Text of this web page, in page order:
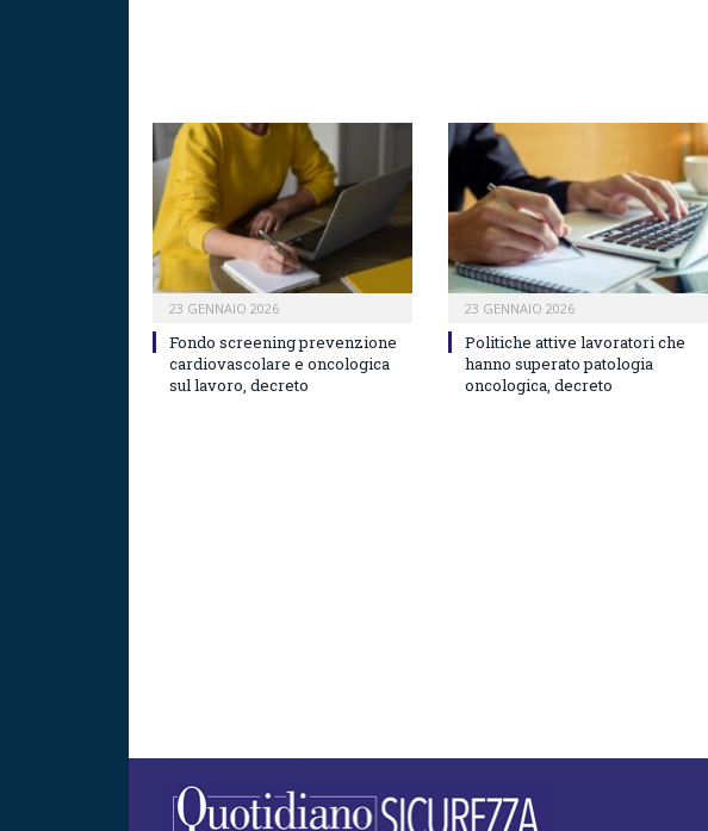
23 GENNAIO 2026
Fondo screening prevenzione
cardiovascolare e oncologica
sul lavoro, decreto
23 GENNAIO 2026
Politiche attive lavoratori che
hanno superato patologia
oncologica, decreto